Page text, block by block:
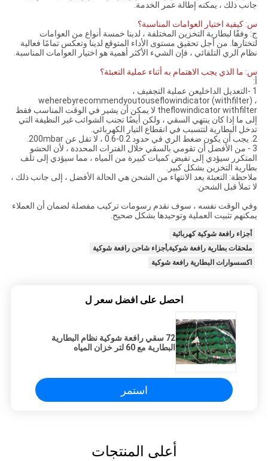
جانب ذلك ، يمكنه إطالة عمر الخدمة.
س: كيفية اختيار العوامات المناسبة؟
ج: وفقًا لبطارية التخزين المختلفة ، لدينا خمسة أنواع من العوامات
لتختارها. من أجل تحقيق مستوى الأداء المتوقع لدينا وتعكس تمامًا فعالية
نظام الري التلقائي ، فإن الشيء الأكثر أهمية هو اختيار العوامات المناسبة.
س: ما الذي يجب الاهتمام به أثناء عملية التعبئة؟
أ:
1 -التعديل الداخليعن عملية التجفيف ،
weherebyrecommendyoutouseflowindicator (withfilter) ،
theflowindicator withfilter لا يمكن أن يشير في الوقت المناسب فقط
إلى ما إذا كان ينتهي السقي ، ولكن أيضًا تجنب الشوائب غير النظيفة التي
تدخل البطارية لتتسبب في انقطاع التيار الكهربائي.
2. يجب أن يكون ضغط الري في حدود 0.2-0.6 ، لا تقل عن 200mbar.
3 - من الأفضل أن تقومي بالسقي خلال الفترات المحددة ، لأن الحشو
المتكرر سيؤدي إلى تفيض كميات كبيرة من المياه ، مما سيؤدي إلى تلف
بطارية التخزين بشكل كبير.
ملاحظة: التعبئة بعد الانتهاء من الشحن هي الحالة الأفضل ، إلى جانب ذلك ،
لا تملأ قبل الشحن.
وفي الوقت نفسه ، سوف نقدم رسومات تركيب مفصلة لضمان أن العملاء
يمكنهم تثبيت العملية وتوحيدها بشكل صحيح.
أجزاء رافعة شوكية كهربائية
ملحقات بطارية رافعة شوكية,أجزاء شاحن رافعة شوكية
اكسسوارات البطارية رافعة شوكية
احصل على افضل سعر ل
72 سقي رافعة شوكية نظام البطارية
البطارية مع 60 لتر خزان المياه
استمر
أعلى المنتجات